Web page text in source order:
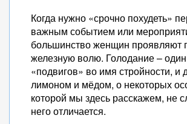
Когда нужно «срочно похудеть»
важным событием или
большинство женщин проявляют
железную волю. Голодание – один
«подвигов» во имя стройности, и
лимоном и мёдом, о некоторых
которой мы здесь расскажем, не
него отличается.